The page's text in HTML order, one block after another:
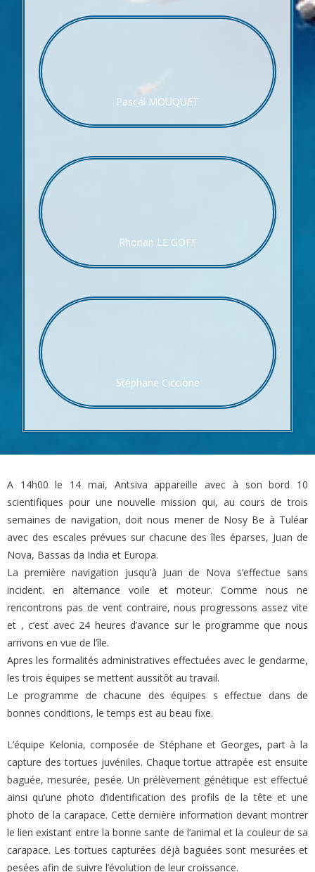
Pascal MOUQUET
Rhonan LE GOFF
Stéphane Ciccione
A 14h00 le 14 mai, Antsiva appareille avec à son bord 10
scientifiques pour une nouvelle mission qui, au cours de trois
semaines de navigation, doit nous mener de Nosy Be à Tuléar
avec des escales prévues sur chacune des îles éparses, Juan de
Nova, Bassas da India et Europa.
La première navigation jusqu’à Juan de Nova s’effectue sans
incident. en alternance voile et moteur. Comme nous ne
rencontrons pas de vent contraire, nous progressons assez vite
et , c’est avec 24 heures d’avance sur le programme que nous
arrivons en vue de l’île.
Apres les formalités administratives effectuées avec le gendarme,
les trois équipes se mettent aussitôt au travail.
Le programme de chacune des équipes s effectue dans de
bonnes conditions, le temps est au beau fixe.
L’équipe Kelonia, composée de Stéphane et Georges, part à la
capture des tortues juvéniles. Chaque tortue attrapée est ensuite
baguée, mesurée, pesée. Un prélèvement génétique est effectué
ainsi qu’une photo d’identification des profils de la tête et une
photo de la carapace. Cette dernière information devant montrer
le lien existant entre la bonne sante de l’animal et la couleur de sa
carapace. Les tortues capturées déjà baguées sont mesurées et
pesées afin de suivre l’évolution de leur croissance.